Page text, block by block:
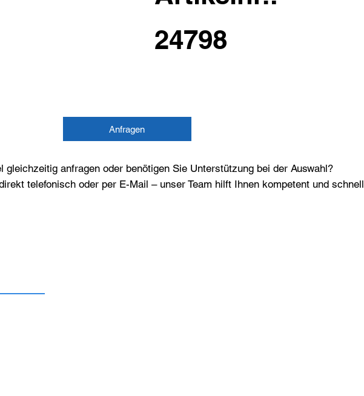
24798
Anfragen
gleichzeitig anfragen oder benötigen Sie Unterstützung bei der Auswahl?
telefonisch oder per E-Mail – unser Team hilft Ihnen kompetent und schnell